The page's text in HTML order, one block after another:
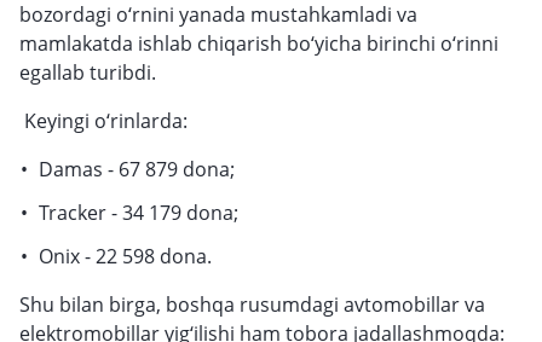
bozordagi o‘rnini yanada mustahkamladi va
mamlakatda ishlab chiqarish bo‘yicha birinchi o‘rinni
egallab turibdi.
Keyingi o‘rinlarda:
Damas - 67 879 dona;
Tracker - 34 179 dona;
Onix - 22 598 dona.
Shu bilan birga, boshqa rusumdagi avtomobillar va
elektromobillar yig‘ilishi ham tobora jadallashmoqda: